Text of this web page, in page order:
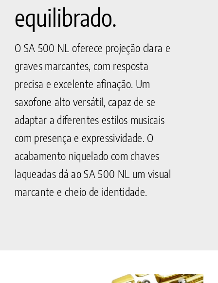
equilibrado.
O SA 500 NL oferece projeção clara e
graves marcantes, com resposta
precisa e excelente afinação. Um
saxofone alto versátil, capaz de se
adaptar a diferentes estilos musicais
com presença e expressividade. O
acabamento niquelado com chaves
laqueadas dá ao SA 500 NL um visual
marcante e cheio de identidade.